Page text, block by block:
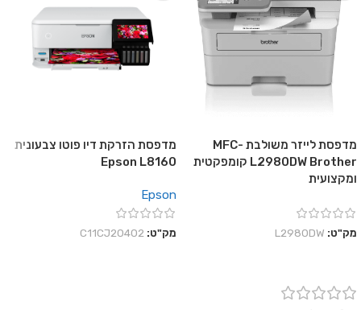
מדפסת לייזר משולבת MFC-
L2980DW Brother קומפקטית
ומקצועית
מק"ט: L2980DW
מדפסת הזרקת דיו פוטו צבעונית
Epson L8160
Epson
מק"ט: C11CJ20402